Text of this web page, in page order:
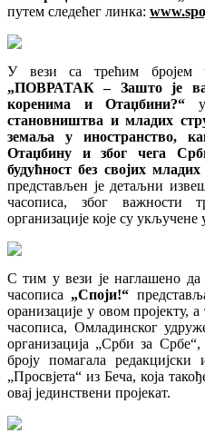
путем следећег линка: www.
У вези са трећим бројем
„ПОВРАТАК – Зашто је
коренима и Отаџбини?“
становништва и младих
земаља у иностранство,
Отаџбину и због чега
будућност без својих
представљен је детаљни
часописа, због важности
организације које су укључене
С тим у вези је наглашено да
часописа „Споји!“
оранизације у овом пројекту,
часописа, Омладинског
организација „Срби за
броју помагала
„Просвјета“ из Беча, која
овај јединствени пројекат.